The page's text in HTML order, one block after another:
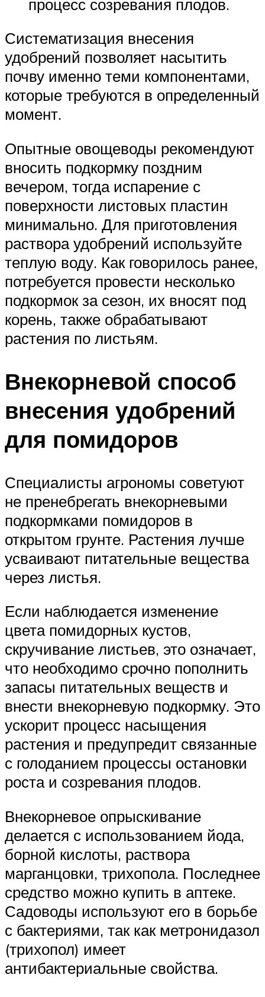
процесс созревания плодов.
Систематизация внесения
удобрений позволяет насытить
почву именно теми компонентами,
которые требуются в определенный
момент.
Опытные овощеводы рекомендуют
вносить подкормку поздним
вечером, тогда испарение с
поверхности листовых пластин
минимально. Для приготовления
раствора удобрений используйте
теплую воду. Как говорилось ранее,
потребуется провести несколько
подкормок за сезон, их вносят под
корень, также обрабатывают
растения по листьям.
Внекорневой способ
внесения удобрений
для помидоров
Специалисты агрономы советуют
не пренебрегать внекорневыми
подкормками помидоров в
открытом грунте. Растения лучше
усваивают питательные вещества
через листья.
Если наблюдается изменение
цвета помидорных кустов,
скручивание листьев, это означает,
что необходимо срочно пополнить
запасы питательных веществ и
внести внекорневую подкормку. Это
ускорит процесс насыщения
растения и предупредит связанные
с голоданием процессы остановки
роста и созревания плодов.
Внекорневое опрыскивание
делается с использованием йода,
борной кислоты, раствора
марганцовки, трихопола. Последнее
средство можно купить в аптеке.
Садоводы используют его в борьбе
с бактериями, так как метронидазол
(трихопол) имеет
антибактериальные свойства.